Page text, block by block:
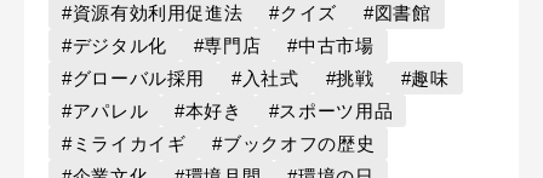
#資源有効利用促進法
#クイズ
#図書館
#デジタル化
#専門店
#中古市場
#グローバル採用
#入社式 #挑戦
#趣味
#アパレル
#本好き
#スポーツ用品
#ミライカイギ
#ブックオフの歴史